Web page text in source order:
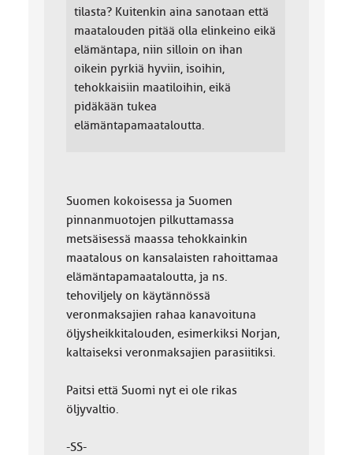
tilasta? Kuitenkin aina sanotaan että
maatalouden pitää olla elinkeino eikä
elämäntapa, niin silloin on ihan
oikein pyrkiä hyviin, isoihin,
tehokkaisiin maatiloihin, eikä
pidäkään tukea
elämäntapamaataloutta.
Suomen kokoisessa ja Suomen
pinnanmuotojen pilkuttamassa
metsäisessä maassa tehokkainkin
maatalous on kansalaisten rahoittamaa
elämäntapamaataloutta, ja ns.
tehoviljely on käytännössä
veronmaksajien rahaa kanavoituna
öljysheikkitalouden, esimerkiksi Norjan,
kaltaiseksi veronmaksajien parasiitiksi.
Paitsi että Suomi nyt ei ole rikas
öljyvaltio.
-SS-